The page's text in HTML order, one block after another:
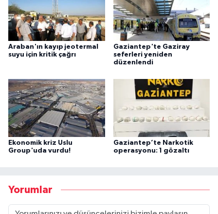
Araban'ın kayıp jeotermal
suyu için kritik çağrı
Gaziantep'te Gaziray
seferleri yeniden
düzenlendi
Ekonomik kriz Uslu
Group'uda vurdu!
Gaziantep’te Narkotik
operasyonu: 1 gözaltı
Yorumlar